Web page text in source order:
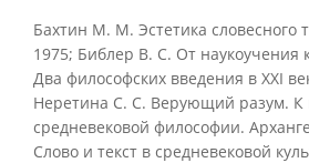
Бахтин М. М. Эстетика словесного
1975; Библер В. С. От наукоучения
Два философских введения в XXI
Неретина С. С. Верующий разум. К
средневековой философии.
Слово и текст в средневековой